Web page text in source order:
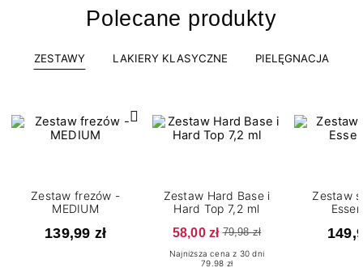
Polecane produkty
ZESTAWY LAKIERY KLASYCZNE PIELĘGNACJA
Zestaw frezów -
MEDIUM
139,99 zł
Zestaw Hard Base i
Hard Top 7,2 ml
58,00 zł 79,98 zł
Najniższa cena z 30 dni
79.98 zł
Zestaw